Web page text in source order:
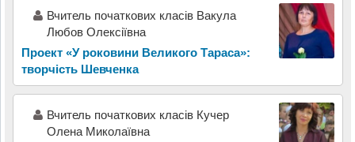
Вчитель початкових класів Вакула
Любов Олексіївна
Проект «У роковини Великого Тараса»:
творчість Шевченка
Вчитель початкових класів Кучер
Олена Миколаївна